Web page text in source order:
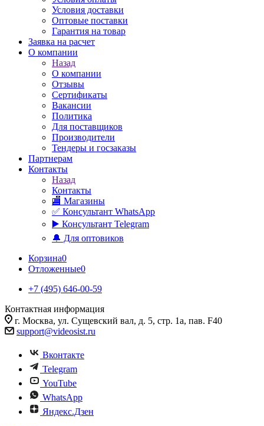
Условия доставки
Оптовые поставки
Гарантия на товар
Заявка на расчет
О компании
Назад
О компании
Отзывы
Сертификаты
Вакансии
Политика
Для поставщиков
Производители
Тендеры и госзаказы
Партнерам
Контакты
Назад
Контакты
🏬 Магазины
✅️ Консультант WhatsApp
▶️ Консультант Telegram
🔔 Для оптовиков
Корзина0
Отложенные0
+7 (495) 646-00-59
Контактная информация
г. Москва, ул. Сущевский вал, д. 5, стр. 1а, пав. F40
support@videosist.ru
Вконтакте
Telegram
YouTube
WhatsApp
Яндекс.Дзен